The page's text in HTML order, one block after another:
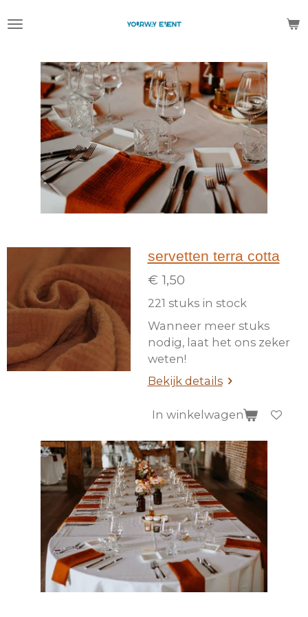
direct
hoofdinhoud
servetten terra cotta
€ 1,50
221 stuks in stock
Wanneer meer stuks
nodig, laat het ons zeker
weten!
Bekijk details
In winkelwagen